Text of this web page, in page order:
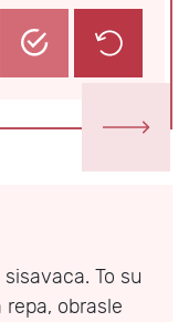
To su
obrasle